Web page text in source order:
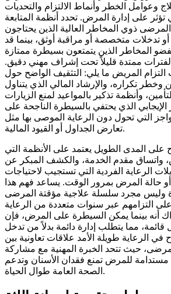
وعوامل الخطر وأنماط الالتزام والتحديات
تؤثر على إدارة المرض. تحدد أنظمة المتابعة
ذوي المخاطر العالية الذين يحتاجون
أو تدخلات متخصصة أو مراقبة أوثق، بينما قد
المخاطر الذين يتمتعون بسيطرة ممتازة
ممتدة قليلاً تحت إشراف مهني دقيق.
المريض ما يلي: التثقيف الواضح حول
تكراره، والإرشاد المالي الذي يتناول
وأنظمة تذكير بالمواعيد لمنع الزيارات
الإيجابي الذي يحتفي بالسيطرة الناجحة على
التي تحول دون الرعاية الموصى بها مثل
تعارض الجداول أو القيود المالية.
على المدى الطويل يعتمد على الأنظمة التي
واتساق مقدم الخدمة، والكشف المبكر عن
الرعاية الفردية التي تستجيب لاحتياجات
أو حالة المرض بمرور الوقت. يساعد فهم هذا
وليس مجرد سلسلة علاجية مؤقتة المرضى
التزامهم عبر سنوات متعددة من الرعاية
أنه بينما يمكن السيطرة على المرض، فإن
قائمة، مما يتطلب إدارة دائمة بدلاً من تدخل
الرعاية طويلة الأمد علاقات تعاونية بين
حيث تتحد الخبرة المهنية مع مشاركة
مستدامة للمرض تمنع فقدان الأسنان وتدعم
الصحة العامة طوال الحياة.